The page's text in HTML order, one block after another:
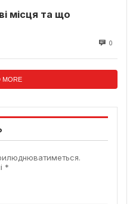
місця та що
0
MORE
*